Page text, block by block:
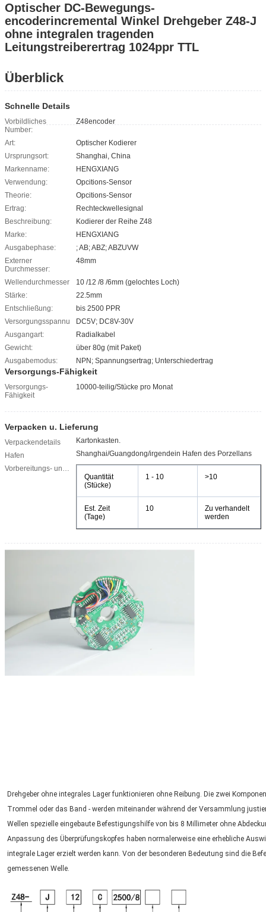
Optischer DC-Bewegungs-
encoderincremental Winkel Drehgeber Z48-J
ohne integralen tragenden
Leitungstreiberertrag 1024ppr TTL
Überblick
Schnelle Details
Vorbildliches
Number:
Z48encoder
Art:
Optischer Kodierer
Ursprungsort:
Shanghai, China
Markenname:
HENGXIANG
Verwendung:
Opcitions-Sensor
Theorie:
Opcitions-Sensor
Ertrag:
Rechteckwellesignal
Beschreibung:
Kodierer der Reihe Z48
Marke:
HENGXIANG
Ausgabephase:
; AB; ABZ; ABZUVW
Externer
Durchmesser:
48mm
Wellendurchmesser:
10 /12 /8 /6mm (gelochtes Loch)
Stärke:
22.5mm
Entschließung:
bis 2500 PPR
Versorgungsspannung:DC5V; DC8V-30V
Ausgangart:
Radialkabel
Gewicht:
über 80g (mit Paket)
Ausgabemodus:
NPN; Spannungsertrag; Unterschiedertrag
Versorgungs-Fähigkeit
Versorgungs-
Fähigkeit
10000-teilig/Stücke pro Monat
Verpacken u. Lieferung
Verpackendetails
Kartonkasten.
Hafen
Shanghai/Guangdong/irgendein Hafen des Porzellans
Vorbereitungs- und Anlaufzeit:
Quantität
(Stücke)
1 - 10 >10
Est. Zeit
(Tage)
10
Zu verhandelt
werden
Drehgeber ohne integrales Lager funktionieren ohne Reibung. Die zwei
Trommel oder das Band - werden miteinander während der Versammlung
Wellen spezielle eingebaute Befestigungshilfe von bis 8 Millimeter ohne
Anpassung des Überprüfungskopfes haben normalerweise eine erhebliche
integrale Lager erzielt werden kann. Von der besonderen Bedeutung sind die
gemessenen Welle.